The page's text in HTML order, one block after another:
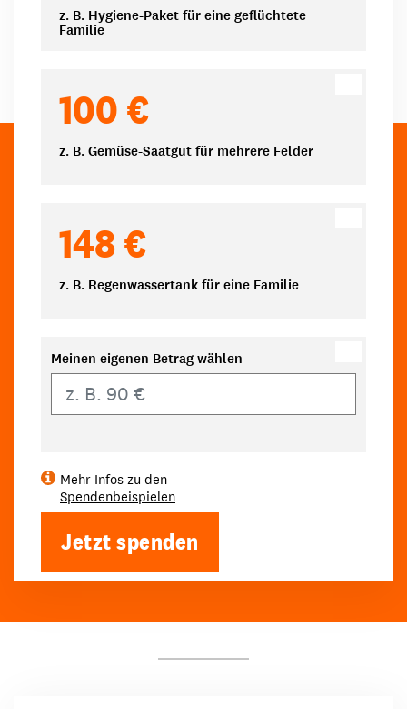
z. B. Hygiene-Paket für eine geflüchtete
Familie
100 €
z. B. Gemüse-Saatgut für mehrere Felder
148 €
z. B. Regenwassertank für eine Familie
Meinen eigenen Betrag wählen
Mehr Infos zu den
Spendenbeispielen
Jetzt spenden